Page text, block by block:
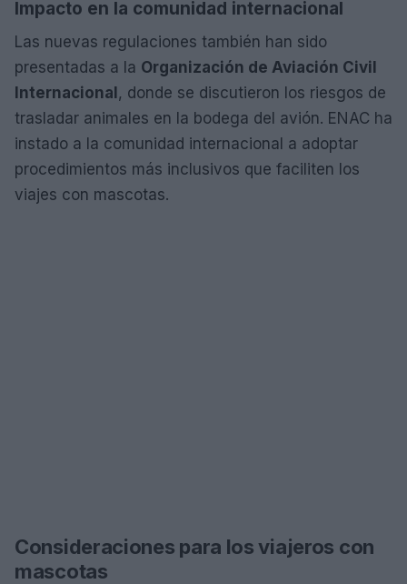
Impacto en la comunidad internacional
Las nuevas regulaciones también han sido
presentadas a la Organización de Aviación Civil
Internacional, donde se discutieron los riesgos de
trasladar animales en la bodega del avión. ENAC ha
instado a la comunidad internacional a adoptar
procedimientos más inclusivos que faciliten los
viajes con mascotas.
Consideraciones para los viajeros con
mascotas